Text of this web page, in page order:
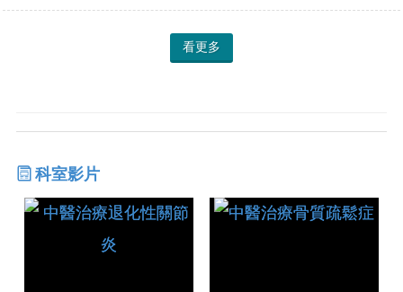
看更多
科室影片